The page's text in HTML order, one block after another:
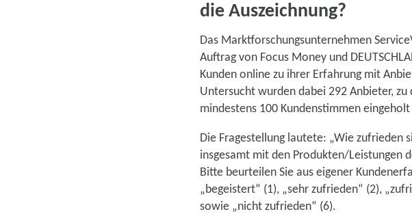
die Auszeichnung?
Das Marktforschungsunternehmen
Auftrag von Focus Money und
Kunden online zu ihrer Erfahrung mit
Untersucht wurden dabei 292 Anbieter, zu
mindestens 100 Kundenstimmen
Die Fragestellung lautete: „Wie zufrieden
insgesamt mit den Produkten/Leistungen
Bitte beurteilen Sie aus eigener
„begeistert“ (1), „sehr zufrieden“ (2),
sowie „nicht zufrieden“ (6).